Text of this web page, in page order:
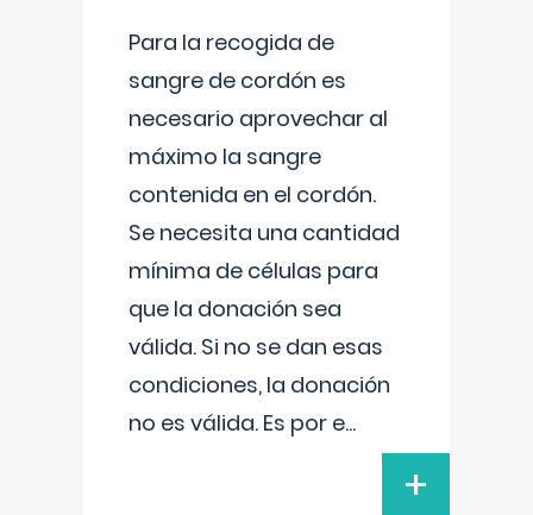
Para la recogida de
sangre de cordón es
necesario aprovechar al
máximo la sangre
contenida en el cordón.
Se necesita una cantidad
mínima de células para
que la donación sea
válida. Si no se dan esas
condiciones, la donación
no es válida. Es por e...
+